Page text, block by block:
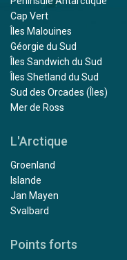
Cap Vert
Îles Malouines
Géorgie du Sud
Îles Sandwich du Sud
Îles Shetland du Sud
Sud des Orcades (Îles)
Mer de Ross
L'Arctique
Groenland
Islande
Jan Mayen
Svalbard
Points forts